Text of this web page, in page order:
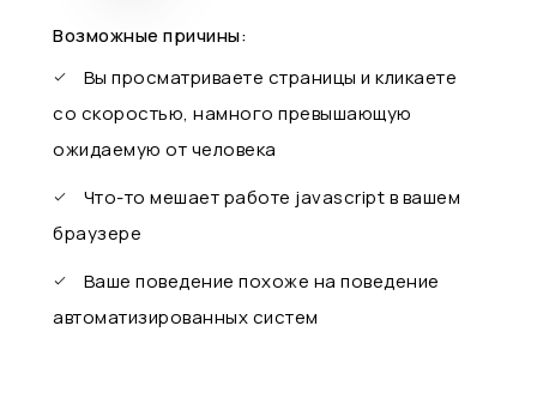
Возможные причины:
Вы просматриваете страницы и кликаете
со скоростью, намного превышающую
ожидаемую от человека
Что-то мешает работе javascript в вашем
браузере
Ваше поведение похоже на поведение
автоматизированных систем